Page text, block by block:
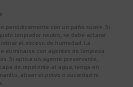
periódicamente con un paño suave. Si
limpiador neutro, se debe aclarar
el exceso de humedad. La
eliminarse con agentes de limpieza
Si aplica un agente preservante,
de repelente al agua, tenga en
atraer el polvo o suciedad ni